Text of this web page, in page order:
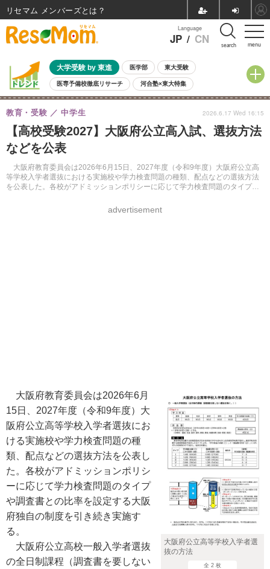
menu
Language
JP / CN search
大学受験 by 東進 医学部 東大受験
医専予備校徹底リサーチ 河合塾×東大特集
親子で考える大学選び 高校受験 中学受験 小学校受験
共通テスト 夏休み
8月開催イベント・WS 全国公立高校 過去問 人気記事
自由研究教材（小学生向け）
【高校受験2027】大阪府公立高入試、選抜方法
などを公表
大阪府教育委員会は2026年6月15日、2027年度（令和9年度）大阪府公立高
等学校入学者選抜における実施校や学力検査問題の種類、配点などの選抜方法
を公表した。各校がアドミッションポリシーに応じて学力検査問題のタイプや
教育・受験 中学生
advertisement
2026.6.17 Wed 16:15
大阪府公立高等学校入学者選
抜の方法
全 2 枚
大阪府教育委員会は2026年6月
15日、2027年度（令和9年度）大
阪府公立高等学校入学者選抜にお
ける実施校や学力検査問題の種
類、配点などの選抜方法を公表し
た。各校がアドミッションポリシ
ーに応じて学力検査問題のタイプ
や調査書との比率を設定する大阪
府独自の制度を引き続き実施す
る。
大阪府公立高校一般入学者選抜
の全日制課程（調査書を要しない
リセマム メンバーズ